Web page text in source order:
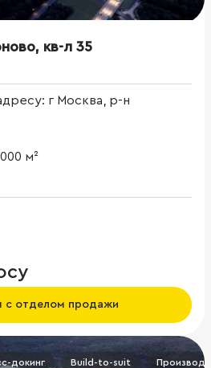
кв-л 35
г Москва, р-н
м²
с отделом продажи
докинг Build-to-suit